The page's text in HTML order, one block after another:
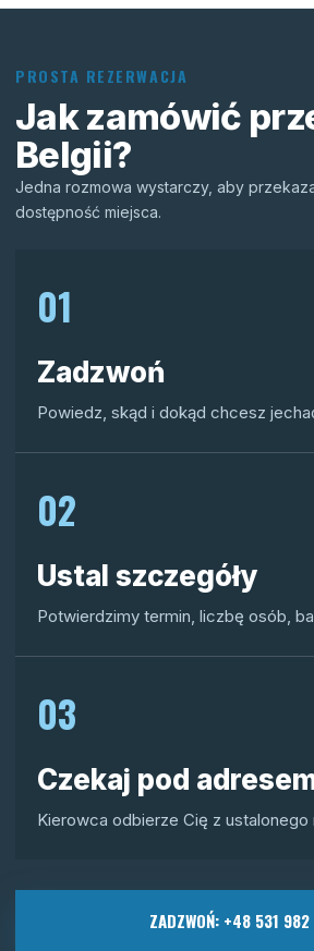
PROSTA REZERWACJA
Jak zamówić
Belgii?
Jedna rozmowa wystarczy, aby
dostępność miejsca.
01
Zadzwoń
Powiedz, skąd i dokąd chcesz
02
Ustal szczegóły
Potwierdzimy termin, liczbę osób,
03
Czekaj pod
Kierowca odbierze Cię z ustalonego
ZADZWOŃ: +48 531